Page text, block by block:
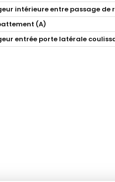
intérieure entre passage de
(A)
entrée porte latérale